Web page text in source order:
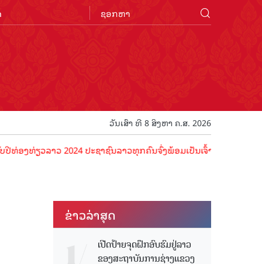
ວັນເສົາ ທີ 8 ສິງຫາ ຄ.ສ. 2026
ວລາວ 2024 ປະຊາຊົນລາວທຸກຄົນຈົ່ງພ້ອມເປັນເຈົ້າພາບທີ່ດີ ຕ້ອນຮັບນັກ
ຂ່າວ​ລ່າ​ສຸດ
ເປີດປ້າຍຈຸດຝຶກອົບຮົມຢູ່ລາວ
ຂອງສະຖາບັນການຊ່າງແຂວງ